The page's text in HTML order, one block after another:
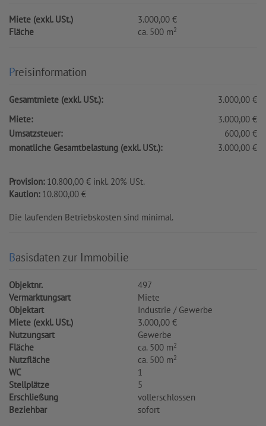
Miete (exkl. USt.)
3.000,00 €
Fläche
ca. 500 m2
Preisinformation
Gesamtmiete (exkl. USt.):
3.000,00 €
Miete:
3.000,00 €
Umsatzsteuer:
600,00 €
monatliche Gesamtbelastung (exkl. USt.):
3.000,00 €
Provision: 10.800,00 € inkl. 20% USt.
Kaution: 10.800,00 €
Die laufenden Betriebskosten sind minimal.
Basisdaten zur Immobilie
Objektnr.
497
Vermarktungsart
Miete
Objektart
Industrie / Gewerbe
Miete (exkl. USt.)
3.000,00 €
Nutzungsart
Gewerbe
Fläche
ca. 500 m2
Nutzfläche ca. 500 m2
WC
1
Stellplätze
5
Erschließung
vollerschlossen
Beziehbar
sofort